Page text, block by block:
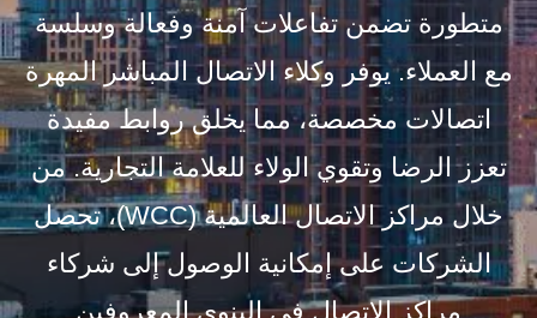
متطورة تضمن تفاعلات آمنة وفعالة وسلسة
مع العملاء. يوفر وكلاء الاتصال المباشر المهرة
اتصالات مخصصة، مما يخلق روابط مفيدة
تعزز الرضا وتقوي الولاء للعلامة التجارية. من
خلال مراكز الاتصال العالمية (WCC)، تحصل
الشركات على إمكانية الوصول إلى شركاء
مراكز الاتصال في إلينوي المعروفين